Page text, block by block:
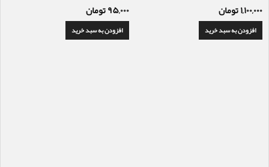
5.00
از 5
۱,۱۰۰,۰۰۰تومان
افزودن به سبد خرید
امتیاز
5.00
از 5
۹۵,۰۰۰تومان
افزودن به سبد خرید